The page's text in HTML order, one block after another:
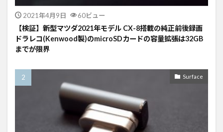
2021年4月9日 60ビュー
【検証】新型マツダ2021年モデル CX-8搭載の純正前後録画
ドラレコ(Kenwood製)のmicroSDカードの容量拡張は32GB
までが限界
Surface